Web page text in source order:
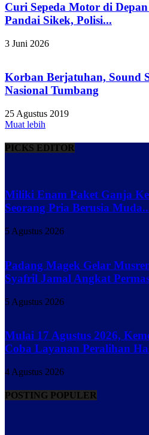
Curi Sepeda Motor di
Pandai Sikek, Polisi...
3 Juni 2026
Korban Berjatuhan, Sound
Nasional Tumbang
25 Agustus 2019
Muat lebih
PICKS EDITOR
Miliki Enam Paket Ganja
Seorang Pria Berusia
5 Agustus 2026
Padang Magek Gelar
Syafril Jamal Angkat
5 Agustus 2026
Mulai 17 Agustus 2026,
Coba Layanan Peralihan
4 Agustus 2026
POSTING POPULER